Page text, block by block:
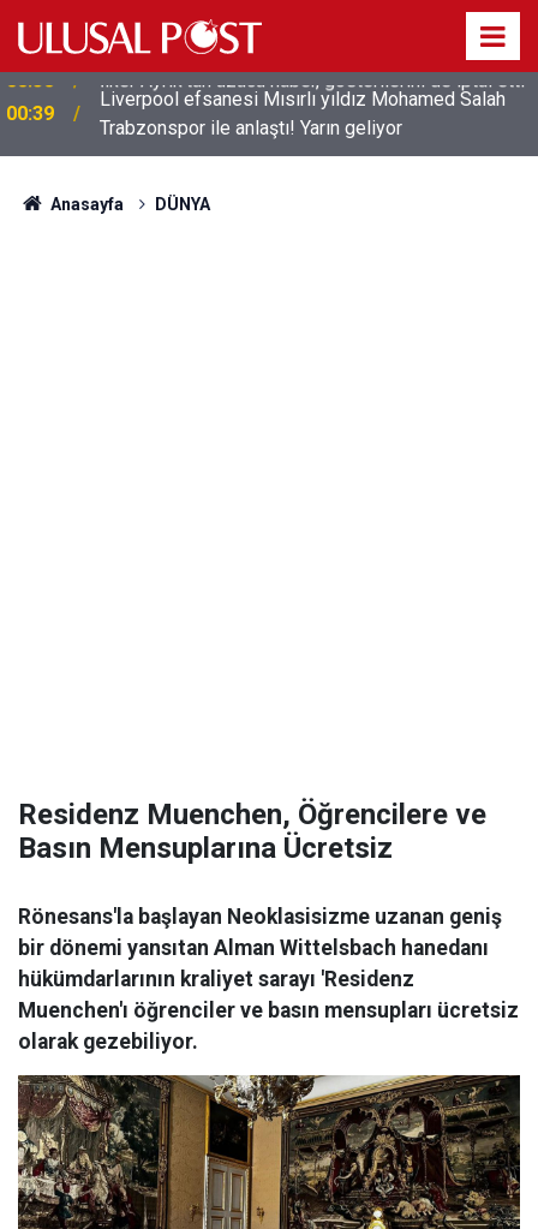
00:39
Liverpool efsanesi Mısırlı yıldız Mohamed Salah
Trabzonspor ile anlaştı! Yarın geliyor
Anasayfa DÜNYA
Residenz Muenchen, Öğrencilere ve
Basın Mensuplarına Ücretsiz
Rönesans'la başlayan Neoklasisizme uzanan geniş
bir dönemi yansıtan Alman Wittelsbach hanedanı
hükümdarlarının kraliyet sarayı 'Residenz
Muenchen'ı öğrenciler ve basın mensupları ücretsiz
olarak gezebiliyor.